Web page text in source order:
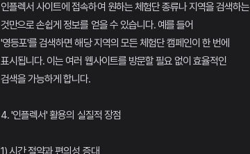
인플렉서 사이트에 접속하여 원하는 체험단 종류나 지역을 검색하는
것만으로 손쉽게 정보를 얻을 수 있습니다. 예를 들어
'영등포'를 검색하면 해당 지역의 모든 체험단 캠페인이 한 번에
표시됩니다. 이는 여러 웹사이트를 방문할 필요 없이 효율적인
검색을 가능하게 합니다.
4. '인플렉서' 활용의 실질적 장점
1) 시간 절약과 편의성 증대